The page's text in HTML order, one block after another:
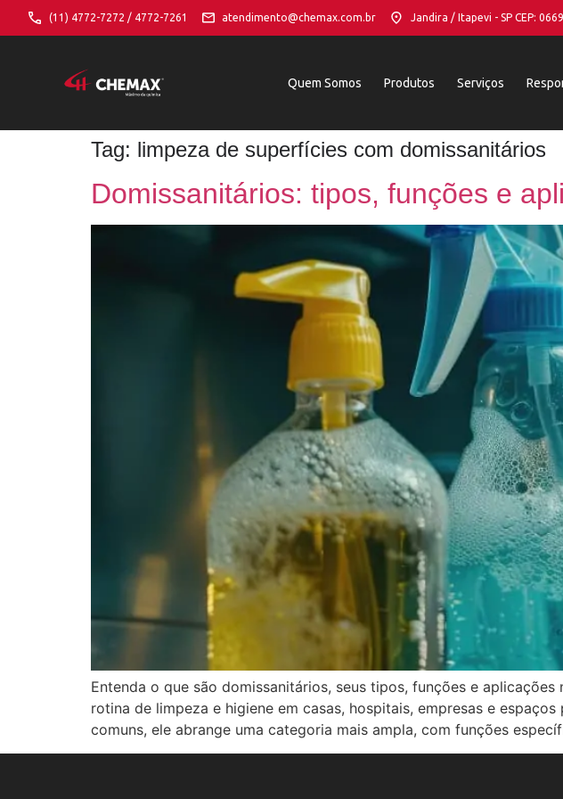
(11) 4772-7272 / 4772-7261 atendimento@chemax.com.br Jandira / Itapevi - SP CEP:
Quem Somos Produtos Serviços
Tag: limpeza de superfícies com domissanitários
Domissanitários: tipos, funções e
Entenda o que são domissanitários, seus tipos, funções e
rotina de limpeza e higiene em casas, hospitais, empresas e
comuns, ele abrange uma categoria mais ampla, com funções